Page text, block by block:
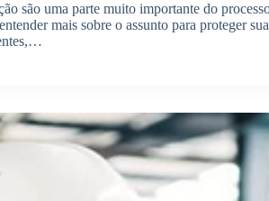
são uma parte muito importante do
mais sobre o assunto para proteger